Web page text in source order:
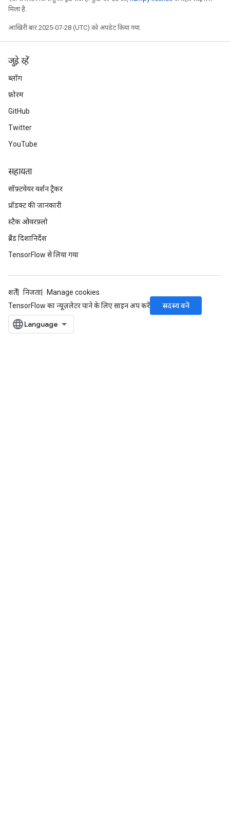
मिला है.
आखिरी बार 2025-07-28 (UTC) को अपडेट किया गया.
जुड़े रहें
ब्लॉग
फ़ोरम
GitHub
Twitter
YouTube
सहायता
सॉफ़्टवेयर वर्शन ट्रैकर
प्रॉडक्ट की जानकारी
स्टैक ओवरफ़्लो
ब्रैंड दिशानिर्देश
TensorFlow से लिया गया
शर्तें निजता
Manage cookies
TensorFlow का न्यूज़लेटर पाने के लिए साइन अप करें
सदस्य बनें